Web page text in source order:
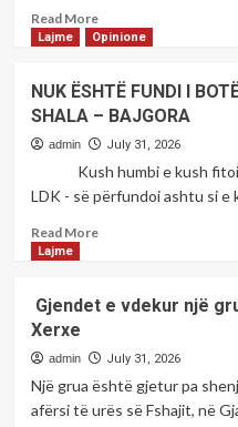
Read MoreRead
more
Kryetari
Komunës,
së
Sharrit
Xheladini,
Ekzekutiv
Spitalit
Përgjithshëm
“Prim.
Lajme Opinione
NUK ËSHTË FUNDI I
SHALA – BAJGORA
admin July 31, 2026
Kush humbi e kush fitoi :
LDK - së përfundoi ashtu si e
Read MoreRead
ËSHTË
I
BOTËS
-
Lajme
Gjendet e vdekur një
Xerxe
admin July 31, 2026
Një grua është gjetur pa
afërsi të urës së Fshajit, në